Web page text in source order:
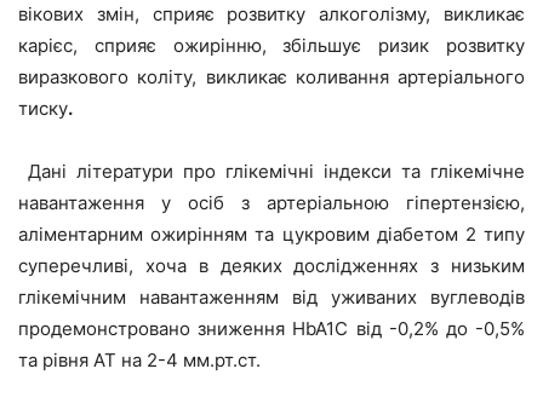
вікових змін, сприяє розвитку алкоголізму, викликає
карієс, сприяє ожирінню, збільшує ризик розвитку
виразкового коліту, викликає коливання артеріального
тиску.
Дані літератури про глікемічні індекси та глікемічне
навантаження у осіб з артеріальною гіпертензією,
аліментарним ожирінням та цукровим діабетом 2 типу
суперечливі, хоча в деяких дослідженнях з низьким
глікемічним навантаженням від уживаних вуглеводів
продемонстровано зниження HbA1C від -0,2% до -0,5%
та рівня АТ на 2-4 мм.рт.ст.